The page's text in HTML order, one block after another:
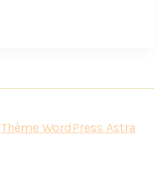
Thème WordPress Astra